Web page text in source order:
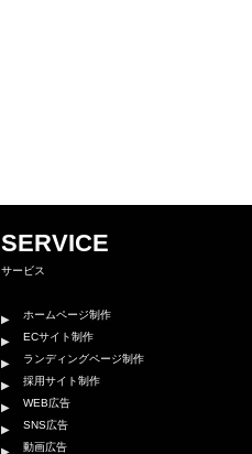
SERVICE
サービス
ホームページ制作
ECサイト制作
ランディングページ制作
採用サイト制作
WEB広告
SNS広告
動画広告